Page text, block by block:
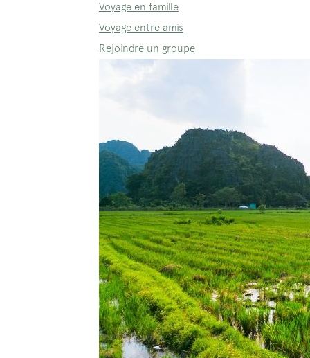
Voyage en famille
Voyage entre amis
Rejoindre un groupe